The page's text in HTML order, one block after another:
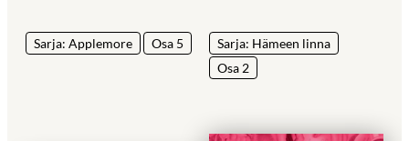
Sarja: Applemore Osa 5
Sarja: Hämeen linna
Osa 2